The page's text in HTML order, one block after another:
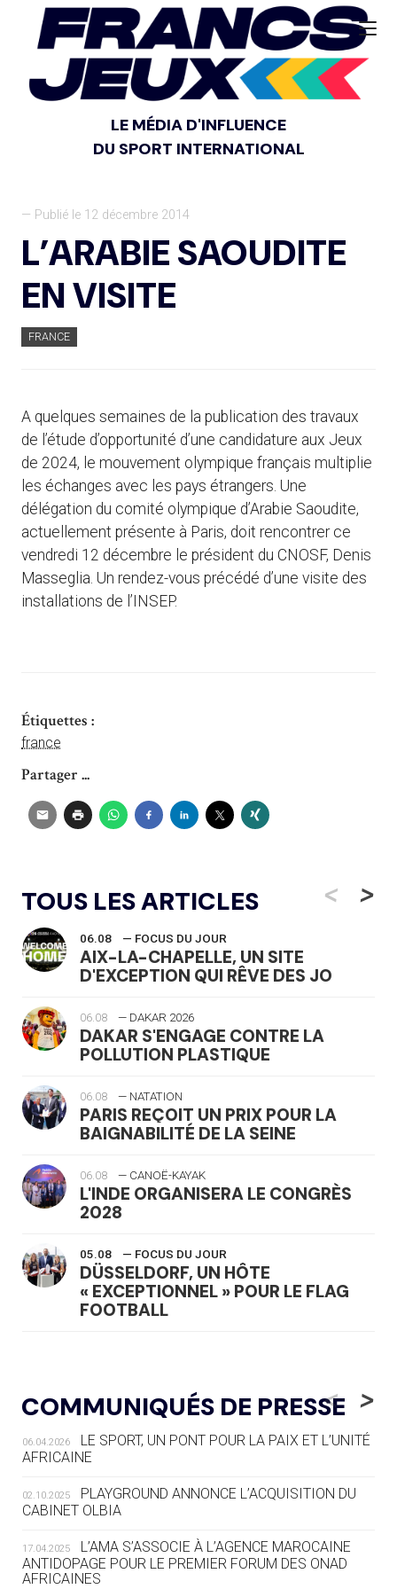
LE MÉDIA D'INFLUENCE
DU SPORT INTERNATIONAL
— Publié le 12 décembre 2014
L’ARABIE SAOUDITE
EN VISITE
FRANCE
A quelques semaines de la publication des travaux
de l’étude d’opportunité d’une candidature aux Jeux
de 2024, le mouvement olympique français multiplie
les échanges avec les pays étrangers. Une
délégation du comité olympique d’Arabie Saoudite,
actuellement présente à Paris, doit rencontrer ce
vendredi 12 décembre le président du CNOSF, Denis
Masseglia. Un rendez-vous précédé d’une visite des
installations de l’INSEP.
Étiquettes :
france
Partager ...
TOUS LES ARTICLES <
06.08 — FOCUS DU JOUR
AIX-LA-CHAPELLE, UN SITE
D'EXCEPTION QUI RÊVE DES JO
06.08 — DAKAR 2026
DAKAR S'ENGAGE CONTRE LA
POLLUTION PLASTIQUE
06.08 — NATATION
PARIS REÇOIT UN PRIX POUR LA
BAIGNABILITÉ DE LA SEINE
06.08 — CANOË-KAYAK
L'INDE ORGANISERA LE CONGRÈS
2028
05.08 — FOCUS DU JOUR
DÜSSELDORF, UN HÔTE
« EXCEPTIONNEL » POUR LE FLAG
FOOTBALL
LE RÊVE DE VOIR LA LUGE ALPINE
AUX JO « N'EST PAS FINI »
05.08 — TIR À L'ARC
DES MONDIAUX À BRISBANE SUR LA
ROUTE DES JO 2032
LE VILLAGE OLYMPIQUE DES ARAVIS
SE DESSINE
>
COMMUNIQUÉS DE PRESSE
<
06.04.2026
LE SPORT, UN PONT POUR LA PAIX ET L’UNITÉ
AFRICAINE
02.10.2025
PLAYGROUND ANNONCE L’ACQUISITION DU
CABINET OLBIA
17.04.2025
L’AMA S’ASSOCIE À L’AGENCE MAROCAINE
ANTIDOPAGE POUR LE PREMIER FORUM DES ONAD
AFRICAINES
>